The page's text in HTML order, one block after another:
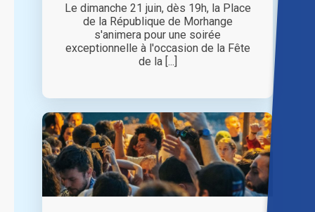
Le dimanche 21 juin, dès 19h, la Place
de la République de Morhange
s'animera pour une soirée
exceptionnelle à l'occasion de la Fête
de la [...]